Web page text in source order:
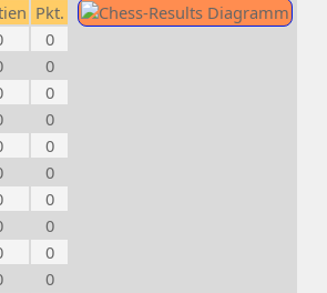
Pkt.
0
0
0
0
0
0
0
0
0
0